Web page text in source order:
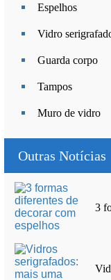
Espelhos
Vidro
Guarda corpo
Tampos
Muro de vidro
Outras Notícias
3